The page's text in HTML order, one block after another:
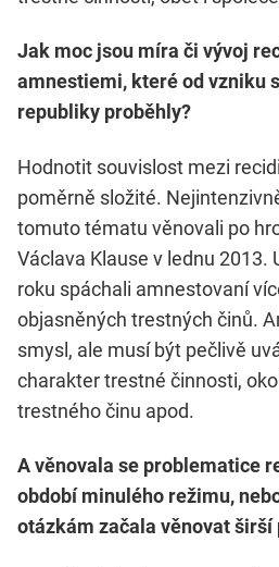
Jak moc jsou míra či vývoj
amnestiemi, které od vzniku
republiky proběhly?
Hodnotit souvislost mezi
poměrně složité.
tomuto tématu věnovali po
Václava Klause v lednu 2013.
roku spáchali amnestovaní
objasněných trestných činů.
smysl, ale musí být pečlivě
charakter trestné činnosti,
trestného činu apod.
A věnovala se problematice
období minulého režimu,
otázkám začala věnovat širší